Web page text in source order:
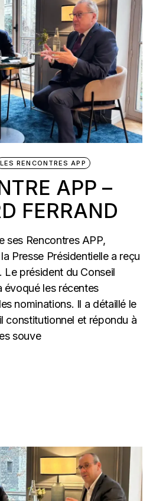
LES RENCONTRES APP
APP –
FERRAND
ses Rencontres APP,
Presse Présidentielle a reçu
Le président du Conseil
évoqué les récentes
nominations. Il a détaillé le
constitutionnel et répondu à
souve